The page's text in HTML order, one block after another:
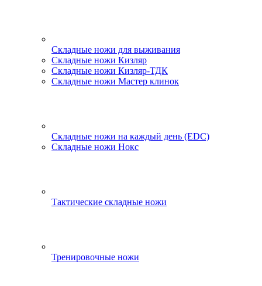
Складные ножи для выживания
Складные ножи Кизляр
Складные ножи Кизляр-ТДК
Складные ножи Мастер клинок
Складные ножи на каждый день (EDC)
Складные ножи Нокс
Тактические складные ножи
Тренировочные ножи